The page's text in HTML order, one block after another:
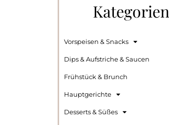
Kategorien
Vorspeisen & Snacks
Dips & Aufstriche & Saucen
Frühstück & Brunch
Hauptgerichte
Desserts & Süßes